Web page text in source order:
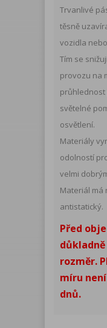
Trvanlivé
těsně
vozidla
Tím se
provozu na
průhlednost
světelné
osvětlení.
Materiály
odolností
velmi
Materiál má
antistatický.
Před
rozměr.
míru
dnů.